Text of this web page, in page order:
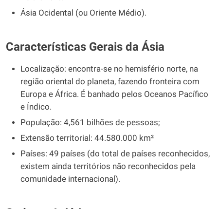
Ásia Ocidental (ou Oriente Médio).
Características Gerais da Ásia
Localização: encontra-se no hemisfério norte, na
região oriental do planeta, fazendo fronteira com
Europa e África. É banhado pelos Oceanos Pacífico
e Índico.
População: 4,561 bilhões de pessoas;
Extensão territorial: 44.580.000 km²
Países: 49 países (do total de países reconhecidos,
existem ainda territórios não reconhecidos pela
comunidade internacional).